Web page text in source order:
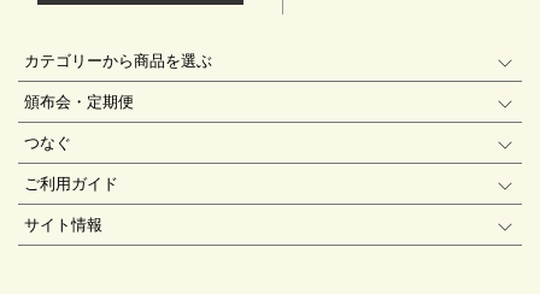
カテゴリーから商品を選ぶ
頒布会・定期便
つなぐ
ご利用ガイド
サイト情報